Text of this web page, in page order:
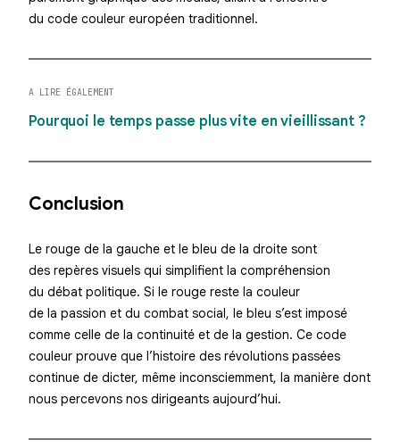
du code couleur européen traditionnel.
A LIRE ÉGALEMENT
Pourquoi le temps passe plus vite en vieillissant ?
Conclusion
Le rouge de la gauche et le bleu de la droite sont
des repères visuels qui simplifient la compréhension
du débat politique. Si le rouge reste la couleur
de la passion et du combat social, le bleu s’est imposé
comme celle de la continuité et de la gestion. Ce code
couleur prouve que l’histoire des révolutions passées
continue de dicter, même inconsciemment, la manière dont
nous percevons nos dirigeants aujourd’hui.